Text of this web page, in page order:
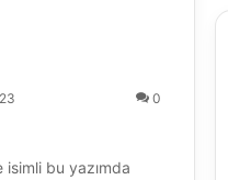
0
bu yazımda